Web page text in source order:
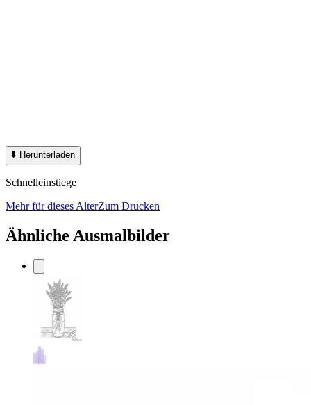
⬇️ Herunterladen
Schnelleinstiege
Mehr für dieses AlterZum Drucken
Ähnliche Ausmalbilder